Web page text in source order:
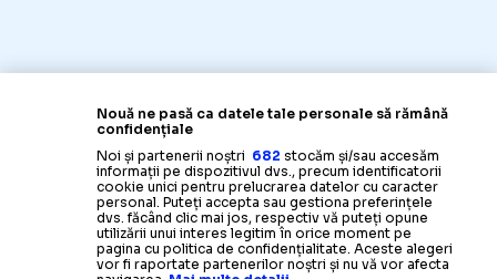
Nouă ne pasă ca datele tale personale să rămână
confidențiale
Noi și partenerii noștri 682 stocăm și/sau accesăm
informații pe dispozitivul dvs., precum identificatorii
cookie unici pentru prelucrarea datelor cu caracter
personal. Puteți accepta sau gestiona preferințele
dvs. făcând clic mai jos, respectiv vă puteți opune
utilizării unui interes legitim în orice moment pe
pagina cu politica de confidențialitate. Aceste alegeri
vor fi raportate partenerilor noștri și nu vă vor afecta